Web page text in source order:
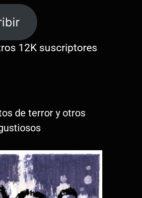
12K suscriptores
de terror y otros